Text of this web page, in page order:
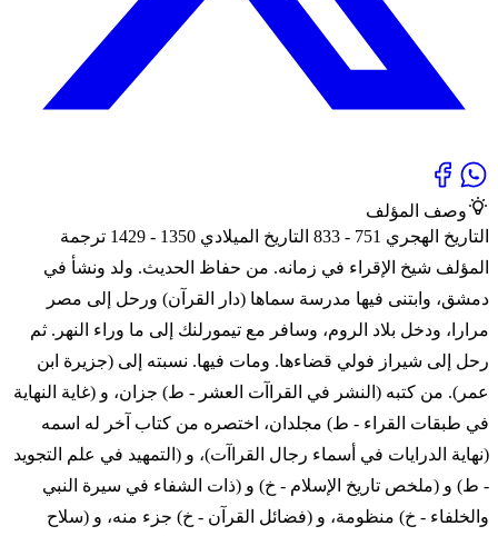
وصف المؤلف
التاريخ الهجري 751 - 833 التاريخ الميلادي 1350 - 1429 ترجمة
المؤلف شيخ الإقراء في زمانه. من حفاظ الحديث. ولد ونشأ في
دمشق، وابتنى فيها مدرسة سماها (دار القرآن) ورحل إلى مصر
مرارا، ودخل بلاد الروم، وسافر مع تيمورلنك إلى ما وراء النهر. ثم
رحل إلى شيراز فولي قضاءها. ومات فيها. نسبته إلى (جزيرة ابن
عمر). من كتبه (النشر في القراآت العشر - ط) جزان، و (غاية النهاية
في طبقات القراء - ط) مجلدان، اختصره من كتاب آخر له اسمه
(نهاية الدرايات في أسماء رجال القراآت)، و (التمهيد في علم التجويد
- ط) و (ملخص تاريخ الإسلام - خ) و (ذات الشفاء في سيرة النبي
والخلفاء - خ) منظومة، و (فضائل القرآن - خ) جزء منه، و (سلاح